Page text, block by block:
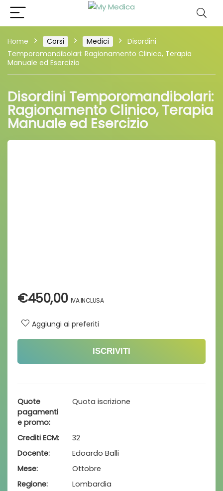
Home Corsi Medici
Disordini
Temporomandibolari: Ragionamento Clinico, Terapia
Manuale ed Esercizio
Disordini Temporomandibolari:
Ragionamento Clinico, Terapia
Manuale ed Esercizio
€450,00
Aggiungi ai preferiti
ISCRIVITI
Regione
Lombardia
Docente
Edoardo Balli
Mese
Ottobre
Quote
pagamenti
e promo
Quota iscrizione
Crediti ECM 32